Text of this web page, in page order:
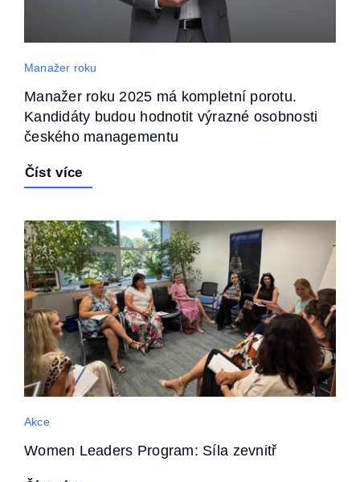
Manažer roku
Manažer roku 2025 má kompletní porotu.
Kandidáty budou hodnotit výrazné osobnosti
českého managementu
Číst více
Akce
Women Leaders Program: Síla zevnitř